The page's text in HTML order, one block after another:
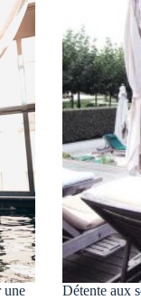
une
Détente aux